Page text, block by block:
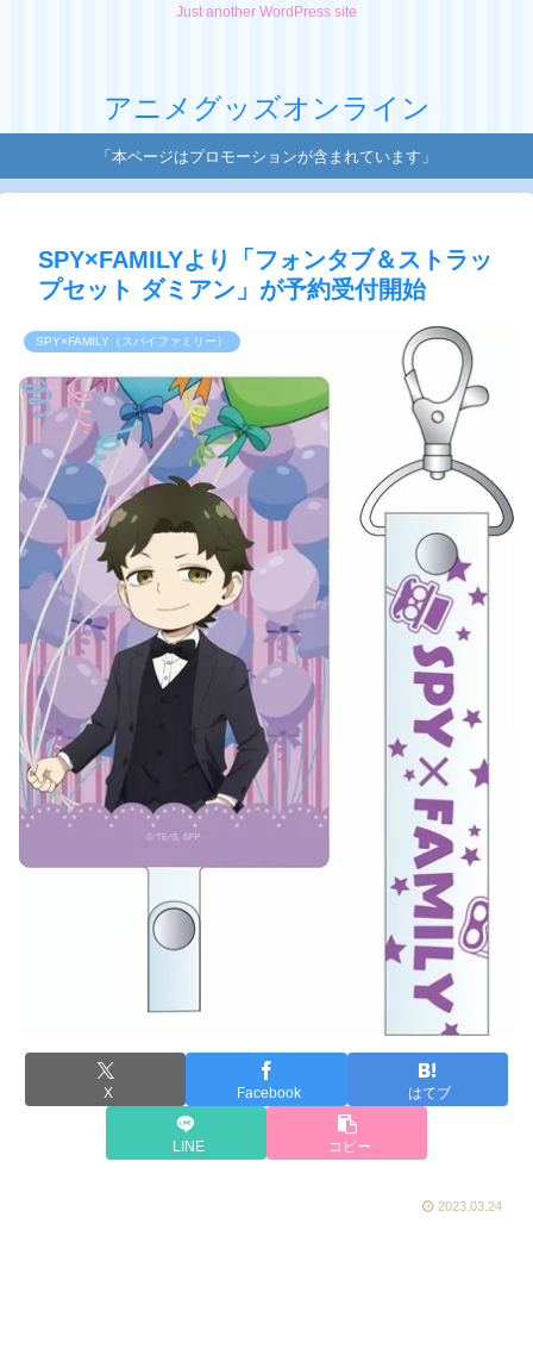
Just another WordPress site
アニメグッズオンライン
「本ページはプロモーションが含まれています」
SPY×FAMILYより「フォンタブ＆ストラッ
プセット ダミアン」が予約受付開始
SPY×FAMILY（スパイファミリー）
X Facebook はてブ
LINE コピー
2023.03.24